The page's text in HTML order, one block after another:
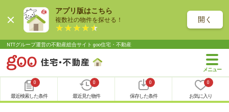
アプリ版はこちら
複数社の物件を探せる！ 開く
NTTグループ運営の不動産総合サイト goo住宅・不動産
0
最近検索した条件
0
最近見た物件
0
保存した条件
0
お気に入り